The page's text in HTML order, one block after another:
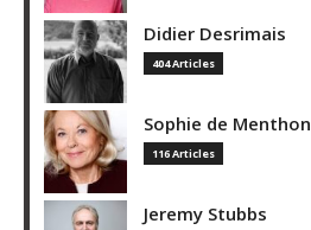
Didier Desrimais
404 Articles
Sophie de Menthon
116 Articles
Jeremy Stubbs